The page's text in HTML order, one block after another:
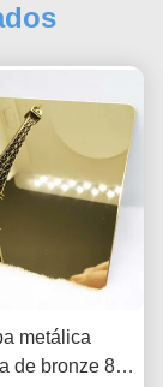
metálica
de bronze 8k